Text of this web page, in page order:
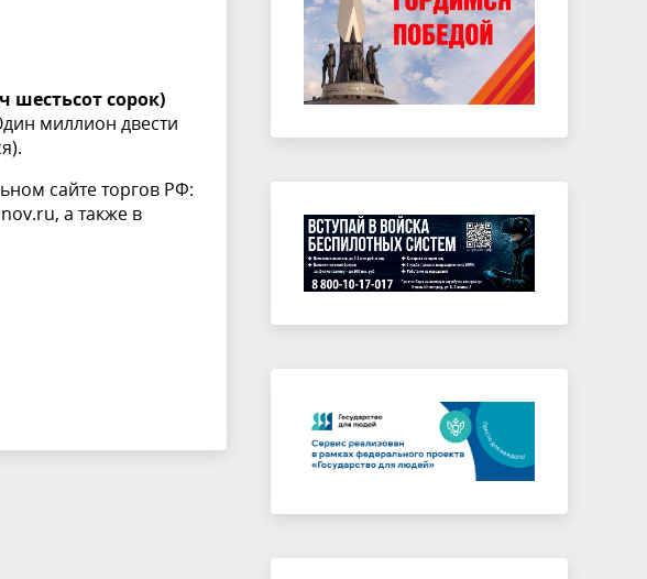
шестьсот сорок)
миллион двести
сайте торгов РФ:
, а также в